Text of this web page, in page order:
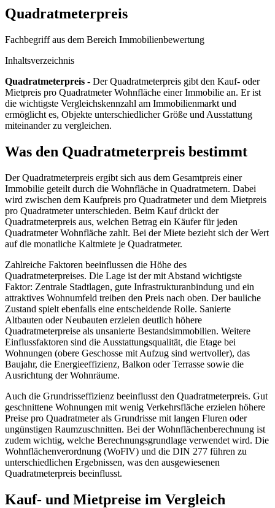
Quadratmeterpreis
Fachbegriff aus dem Bereich Immobilienbewertung
Inhaltsverzeichnis
Quadratmeterpreis - Der Quadratmeterpreis gibt den Kauf- oder
Mietpreis pro Quadratmeter Wohnfläche einer Immobilie an. Er ist
die wichtigste Vergleichskennzahl am Immobilienmarkt und
ermöglicht es, Objekte unterschiedlicher Größe und Ausstattung
miteinander zu vergleichen.
Was den Quadratmeterpreis bestimmt
Der Quadratmeterpreis ergibt sich aus dem Gesamtpreis einer
Immobilie geteilt durch die Wohnfläche in Quadratmetern. Dabei
wird zwischen dem Kaufpreis pro Quadratmeter und dem Mietpreis
pro Quadratmeter unterschieden. Beim Kauf drückt der
Quadratmeterpreis aus, welchen Betrag ein Käufer für jeden
Quadratmeter Wohnfläche zahlt. Bei der Miete bezieht sich der Wert
auf die monatliche Kaltmiete je Quadratmeter.
Zahlreiche Faktoren beeinflussen die Höhe des
Quadratmeterpreises. Die Lage ist der mit Abstand wichtigste
Faktor: Zentrale Stadtlagen, gute Infrastrukturanbindung und ein
attraktives Wohnumfeld treiben den Preis nach oben. Der bauliche
Zustand spielt ebenfalls eine entscheidende Rolle. Sanierte
Altbauten oder Neubauten erzielen deutlich höhere
Quadratmeterpreise als unsanierte Bestandsimmobilien. Weitere
Einflussfaktoren sind die Ausstattungsqualität, die Etage bei
Wohnungen (obere Geschosse mit Aufzug sind wertvoller), das
Baujahr, die Energieeffizienz, Balkon oder Terrasse sowie die
Ausrichtung der Wohnräume.
Auch die Grundrisseffizienz beeinflusst den Quadratmeterpreis. Gut
geschnittene Wohnungen mit wenig Verkehrsfläche erzielen höhere
Preise pro Quadratmeter als Grundrisse mit langen Fluren oder
ungünstigen Raumzuschnitten. Bei der Wohnflächenberechnung ist
zudem wichtig, welche Berechnungsgrundlage verwendet wird. Die
Wohnflächenverordnung (WoFlV) und die DIN 277 führen zu
unterschiedlichen Ergebnissen, was den ausgewiesenen
Quadratmeterpreis beeinflusst.
Kauf- und Mietpreise im Vergleich